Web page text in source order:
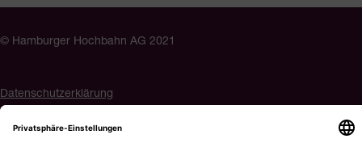
© Hamburger Hochbahn AG 2021
Datenschutzerklärung
Impressum